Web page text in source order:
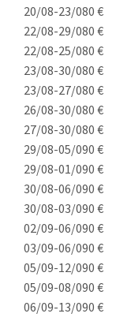
20/08-23/080 €
22/08-29/080 €
22/08-25/080 €
23/08-30/080 €
23/08-27/080 €
26/08-30/080 €
27/08-30/080 €
29/08-05/090 €
29/08-01/090 €
30/08-06/090 €
30/08-03/090 €
02/09-06/090 €
03/09-06/090 €
05/09-12/090 €
05/09-08/090 €
06/09-13/090 €